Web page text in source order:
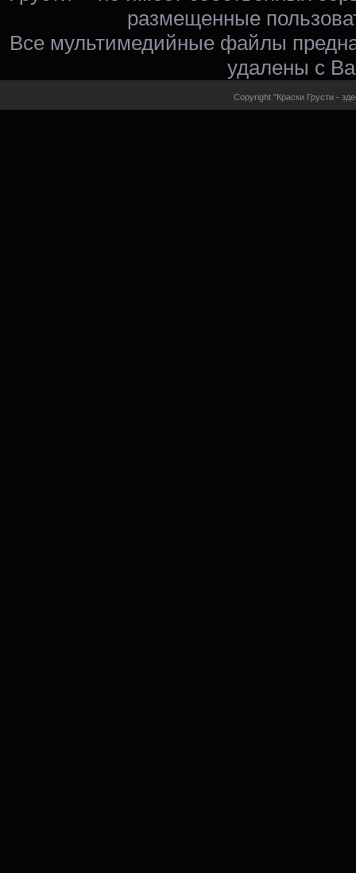
размещенные
Все мультимедийные файлы
удалены с
Copyright "Краски Грусти -